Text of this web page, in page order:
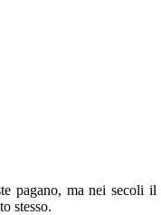
pagano, ma nei secoli
stesso.